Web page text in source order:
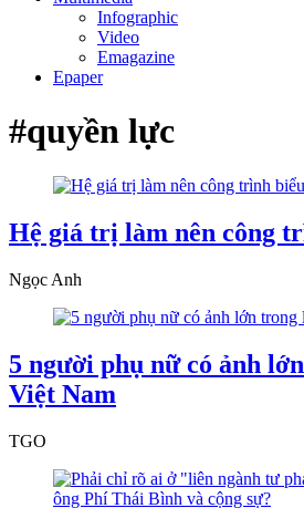
Infographic
Video
Emagazine
Epaper
#quyền lực
Hệ giá trị làm nên công
Ngọc Anh
5 người phụ nữ có ảnh
Việt Nam
TGO